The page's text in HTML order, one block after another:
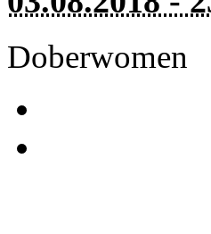
Doberwomen